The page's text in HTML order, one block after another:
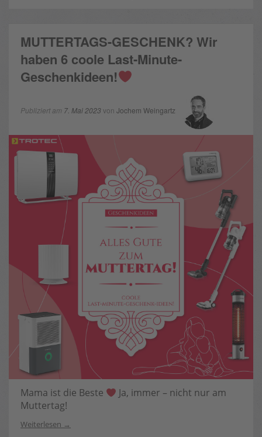
MUTTERTAGS-GESCHENK? Wir
haben 6 coole Last-Minute-
Geschenkideen!
Publiziert am 7. Mai 2023von Jochem Weingartz
Mama ist die Beste
Ja, immer – nicht nur am
Muttertag!
Weiterlesen